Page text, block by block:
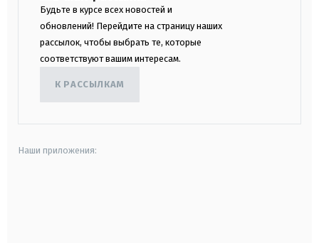
Будьте в курсе всех новостей и
обновлений! Перейдите на страницу наших
рассылок, чтобы выбрать те, которые
соответствуют вашим интересам.
К РАССЫЛКАМ
Наши приложения: